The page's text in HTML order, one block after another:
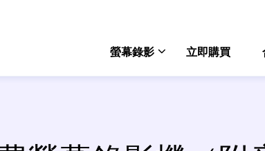
螢幕錄影 立即購買